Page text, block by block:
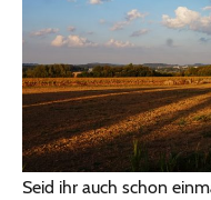
Seid ihr auch schon